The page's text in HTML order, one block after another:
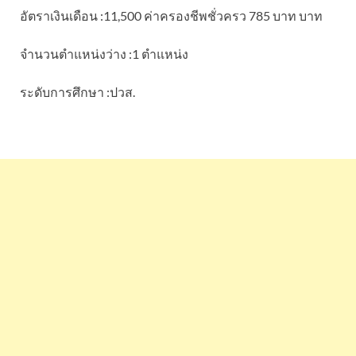
อัตราเงินเดือน :11,500 ค่าครองชีพชั่วครว 785 บาท บาท
จำนวนตำแหน่งว่าง :1 ตำแหน่ง
ระดับการศึกษา :ปวส.